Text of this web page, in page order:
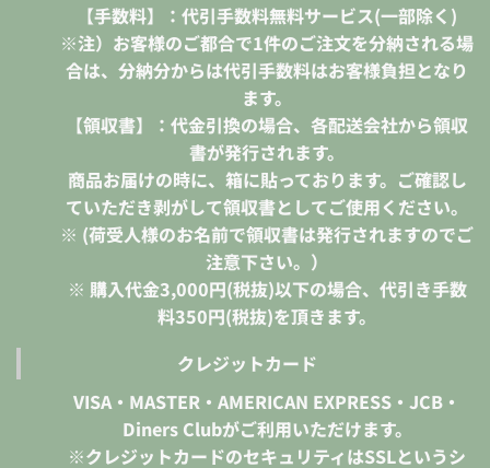
【手数料】：代引手数料無料サービス(一部除く)
※注）お客様のご都合で1件のご注文を分納される場
合は、分納分からは代引手数料はお客様負担となり
ます。
【領収書】：代金引換の場合、各配送会社から領収
書が発行されます。
商品お届けの時に、箱に貼っております。ご確認し
ていただき剥がして領収書としてご使用ください。
※ (荷受人様のお名前で領収書は発行されますのでご
注意下さい。）
※ 購入代金3,000円(税抜)以下の場合、代引き手数
料350円(税抜)を頂きます。
クレジットカード
VISA・MASTER・AMERICAN EXPRESS・JCB・
Diners Clubがご利用いただけます。
※クレジットカードのセキュリティはSSLというシ